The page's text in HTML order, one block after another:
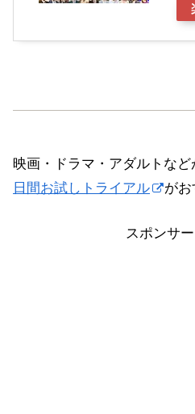
映画・ドラマ・アダルトな
日間お試しトライアル
がお
スポンサ